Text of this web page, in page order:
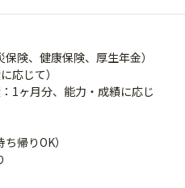
険、健康保険、厚生年金）
応じて）
1ヶ月分、能力・成績に応じ
帰りOK）